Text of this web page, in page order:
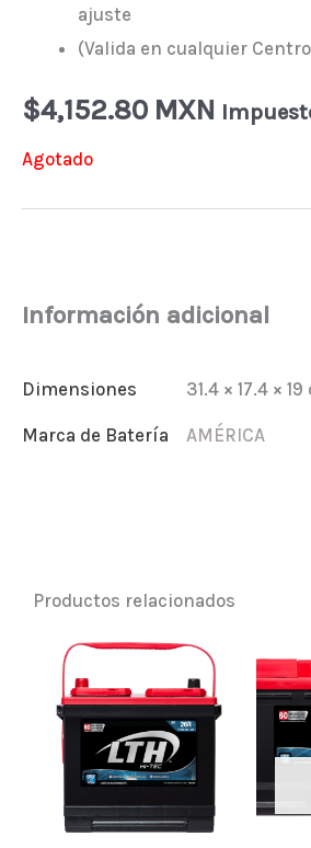
ajuste
(Valida en cualquier
$4,152.80 MXN
Agotado
Información adicional
Dimensiones 31.4 × 17.4 ×
Marca de Batería AMÉRICA
Productos relacionados